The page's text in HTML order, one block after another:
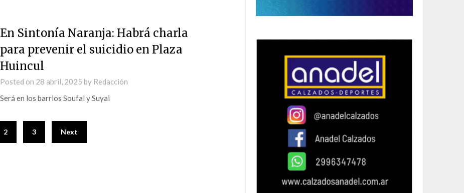
En Sintonía Naranja: Habrá charla
para prevenir el suicidio en Plaza
Huincul
Posted on 28 abril, 2025 by Redacción
Será en los barrios Soufal y Suyai
2 3 Next